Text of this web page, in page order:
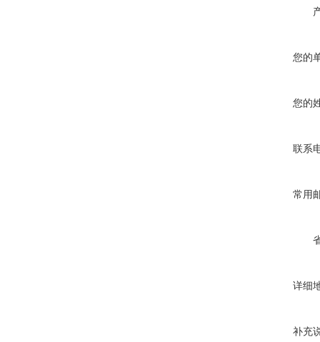
您的
您的
联系
常用
详细
补充